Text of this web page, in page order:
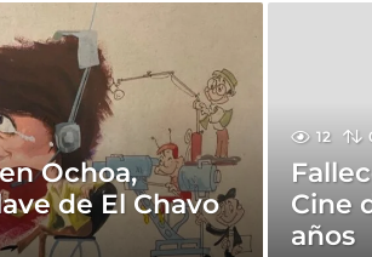
Ochoa,
de El Chavo
12
Cine
años